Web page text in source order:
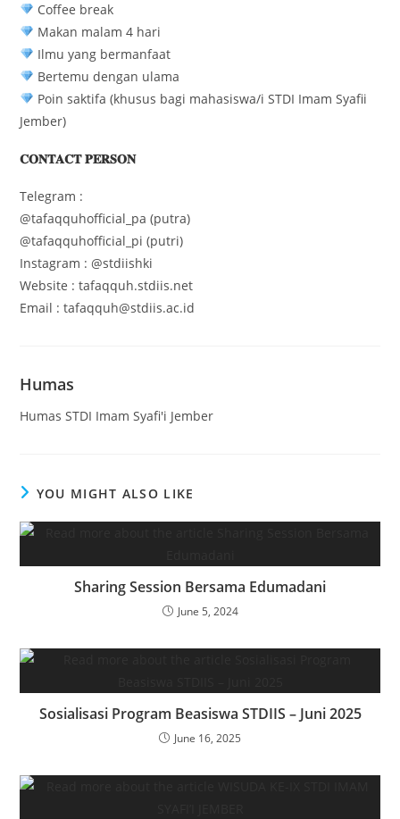
Coffee break
Makan malam 4 hari
Ilmu yang bermanfaat
Bertemu dengan ulama
Poin saktifa (khusus bagi mahasiswa/i STDI Imam Syafii
Jember)
𝐂𝐎𝐍𝐓𝐀𝐂𝐓 𝐏𝐄𝐑𝐒𝐎𝐍
Telegram :
@tafaqquhofficial_pa (putra)
@tafaqquhofficial_pi (putri)
Instagram : @stdiishki
Website : tafaqquh.stdiis.net
Email : tafaqquh@stdiis.ac.id
Humas
Humas STDI Imam Syafi'i Jember
YOU MIGHT ALSO LIKE
Sharing Session Bersama Edumadani
June 5, 2024
Sosialisasi Program Beasiswa STDIIS – Juni 2025
June 16, 2025